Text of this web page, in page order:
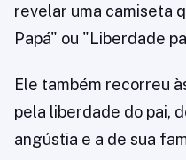
revelar uma camiseta
Papá" ou "Liberdade
Ele também recorreu
pela liberdade do pai,
angústia e a de sua